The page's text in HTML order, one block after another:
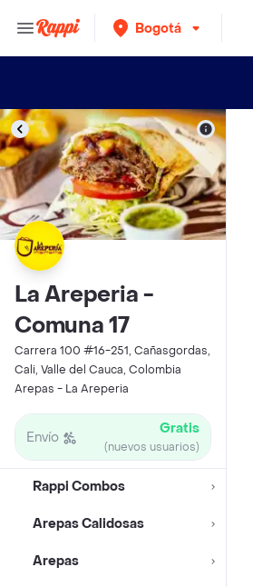
Bogotá
La Areperia -
Comuna 17
Carrera 100 #16-251, Cañasgordas,
Cali, Valle del Cauca, Colombia
Arepas - La Areperia
Envío Gratis
(nuevos usuarios)
Rappi Combos
Arepas Calidosas
Arepas